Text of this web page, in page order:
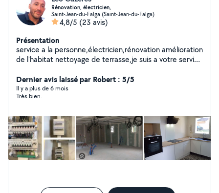
Rénovation, électricien,
Saint-Jean-du-Falga (Saint-Jean-du-Falga)
4,8/5 (23 avis)
Présentation
service a la personne,électricien,rénovation amélioration
de l'habitat nettoyage de terrasse,je suis a votre service
appeler moi .....la solution sera la votre adapté à votre
projet... a bientôt
Dernier avis laissé par Robert : 5/5
Il y a plus de 6 mois
Très bien.